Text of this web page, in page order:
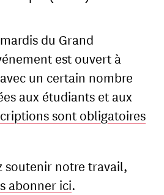
du Grand
est ouvert à
un certain nombre
aux étudiants et aux
sont obligatoires
soutenir notre travail,
abonner ici.